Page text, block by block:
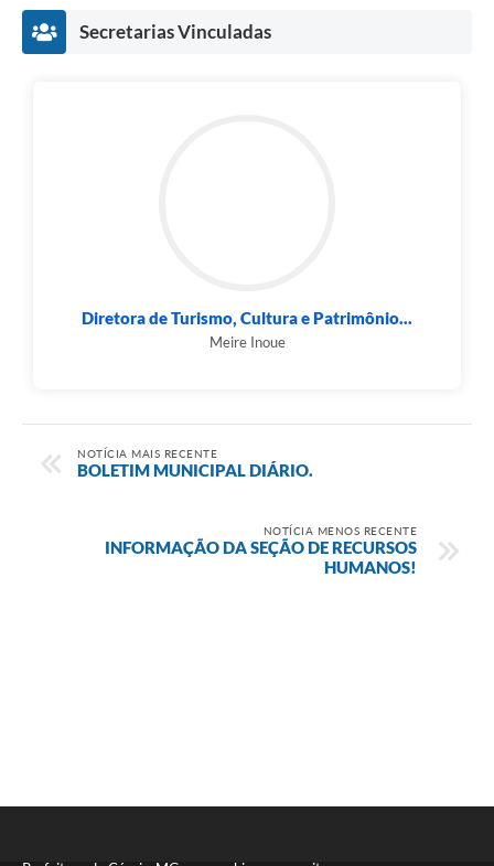
Secretarias Vinculadas
Diretora de Turismo, Cultura e Patrimônio...
Meire Inoue
NOTÍCIA MAIS RECENTE
BOLETIM MUNICIPAL DIÁRIO.
NOTÍCIA MENOS RECENTE
INFORMAÇÃO DA SEÇÃO DE RECURSOS
HUMANOS!